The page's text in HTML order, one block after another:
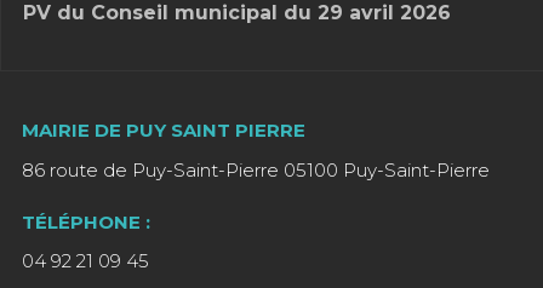
PV du Conseil municipal du 29 avril 2026
MAIRIE DE PUY SAINT PIERRE
86 route de Puy-Saint-Pierre 05100 Puy-Saint-Pierre
TÉLÉPHONE :
04 92 21 09 45